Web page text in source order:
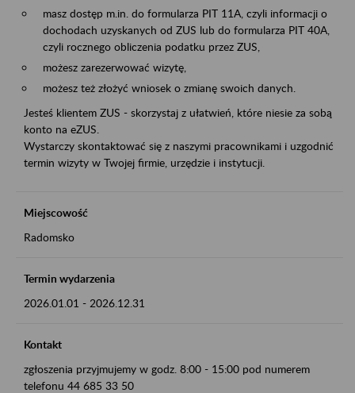
masz dostęp m.in. do formularza PIT 11A, czyli informacji o
dochodach uzyskanych od ZUS lub do formularza PIT 40A,
czyli rocznego obliczenia podatku przez ZUS,
możesz zarezerwować wizytę,
możesz też złożyć wniosek o zmianę swoich danych.
Jesteś klientem ZUS - skorzystaj z ułatwień, które niesie za sobą
konto na eZUS.
Wystarczy skontaktować się z naszymi pracownikami i uzgodnić
termin wizyty w Twojej firmie, urzędzie i instytucji.
Miejscowość
Radomsko
Termin wydarzenia
2026.01.01 - 2026.12.31
Kontakt
zgłoszenia przyjmujemy w godz. 8:00 - 15:00 pod numerem
telefonu 44 685 33 50